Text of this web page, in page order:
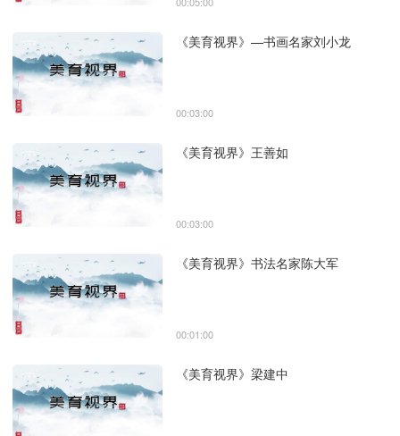
《美育视界》—书画名家刘小龙
00:03:00
《美育视界》王善如
00:03:00
《美育视界》书法名家陈大军
00:01:00
《美育视界》梁建中